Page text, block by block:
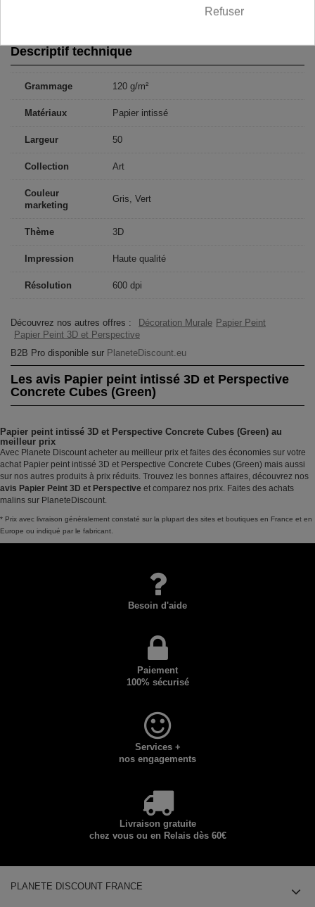
400x280: 50x280 50x280 50x280 50x280 50x280 50x280 50x280
Descriptif technique
Grammage 120 g/m²
Matériaux Papier intissé
Largeur 50
Collection Art
Couleur
marketing
Gris, Vert
Thème 3D
Impression Haute qualité
Résolution 600 dpi
Découvrez nos autres offres : Décoration Murale Papier Peint
Papier Peint 3D et Perspective
B2B Pro disponible sur PlaneteDiscount.eu
Les avis Papier peint intissé 3D et Perspective
Concrete Cubes (Green)
Papier peint intissé 3D et Perspective Concrete Cubes (Green) au
meilleur prix
Avec Planete Discount acheter au meilleur prix et faites des économies sur votre
achat Papier peint intissé 3D et Perspective Concrete Cubes (Green) mais aussi
sur nos autres produits à prix réduits. Trouvez les bonnes affaires, découvrez nos
avis Papier Peint 3D et Perspective et comparez nos prix. Faites des achats
malins sur PlaneteDiscount.
* Prix avec livraison généralement constaté sur la plupart des sites et boutiques en France et en
Europe ou indiqué par le fabricant.
Besoin d'aide
Paiement
100% sécurisé
Services +
nos engagements
Livraison gratuite
chez vous ou en Relais dès 60€
PLANETE DISCOUNT FRANCE
Refuser